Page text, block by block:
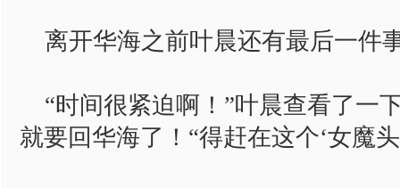
离开华海之前叶晨还有最后一
“时间很紧迫啊！”叶晨查看了一
就要回华海了！“得赶在这个‘女魔